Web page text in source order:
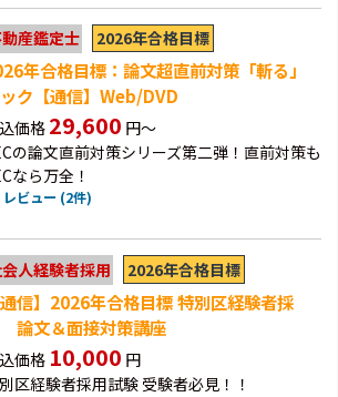
産鑑定士 2026年合格目標
年合格目標：論文超直前対策「斬る」
ク【通信】Web/DVD
価格 29,600 円～
の論文直前対策シリーズ第二弾！直前対策も
なら万全！
レビュー (2件)
人経験者採用 2026年合格目標
通信】2026年合格目標 特別区経験者採
論文＆面接対策講座
価格 10,000 円
区経験者採用試験 受験者必見！！